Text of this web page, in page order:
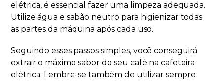
elétrica, é essencial fazer uma limpeza adequada.
Utilize água e sabão neutro para higienizar todas
as partes da máquina após cada uso.
Seguindo esses passos simples, você conseguirá
extrair o máximo sabor do seu café na cafeteira
elétrica. Lembre-se também de utilizar sempre